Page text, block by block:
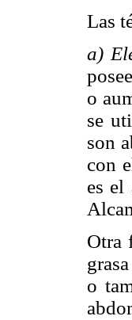
Las
a)
o
se
son
con
es el
Otra
o